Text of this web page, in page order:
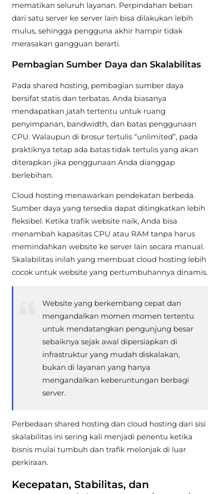
mematikan seluruh layanan. Perpindahan beban
dari satu server ke server lain bisa dilakukan lebih
mulus, sehingga pengguna akhir hampir tidak
merasakan gangguan berarti.
Pembagian Sumber Daya dan Skalabilitas
Pada shared hosting, pembagian sumber daya
bersifat statis dan terbatas. Anda biasanya
mendapatkan jatah tertentu untuk ruang
penyimpanan, bandwidth, dan batas penggunaan
CPU. Walaupun di brosur tertulis “unlimited”, pada
praktiknya tetap ada batas tidak tertulis yang akan
diterapkan jika penggunaan Anda dianggap
berlebihan.
Cloud hosting menawarkan pendekatan berbeda.
Sumber daya yang tersedia dapat ditingkatkan lebih
fleksibel. Ketika trafik website naik, Anda bisa
menambah kapasitas CPU atau RAM tanpa harus
memindahkan website ke server lain secara manual.
Skalabilitas inilah yang membuat cloud hosting lebih
cocok untuk website yang pertumbuhannya dinamis.
Website yang berkembang cepat dan
mengandalkan momen momen tertentu
untuk mendatangkan pengunjung besar
sebaiknya sejak awal dipersiapkan di
infrastruktur yang mudah diskalakan,
bukan di layanan yang hanya
mengandalkan keberuntungan berbagi
server.
Perbedaan shared hosting dan cloud hosting dari sisi
skalabilitas ini sering kali menjadi penentu ketika
bisnis mulai tumbuh dan trafik melonjak di luar
perkiraan.
Kecepatan, Stabilitas, dan